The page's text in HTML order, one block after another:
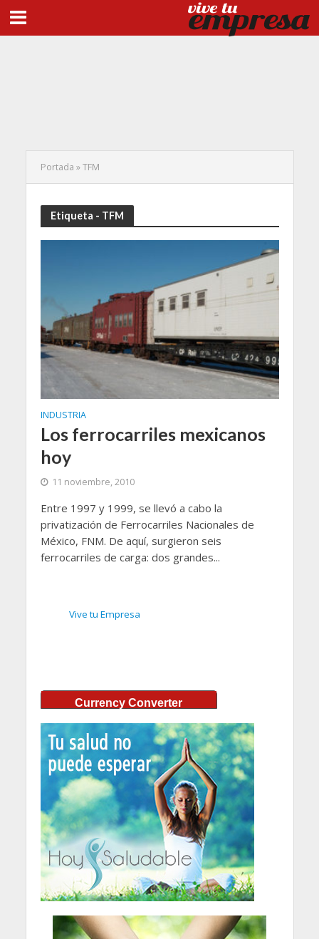
Portada »TFM
Etiqueta - TFM
INDUSTRIA
Los ferrocarriles mexicanos
hoy
11 noviembre, 2010
Entre 1997 y 1999, se llevó a cabo la
privatización de Ferrocarriles Nacionales de
México, FNM. De aquí, surgieron seis
ferrocarriles de carga: dos grandes...
Vive tu Empresa
Currency Converter